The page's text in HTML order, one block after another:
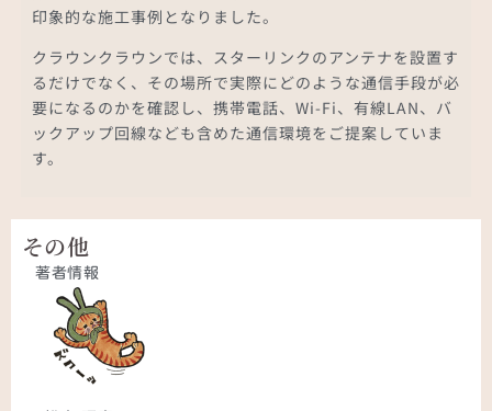
印象的な施工事例となりました。
クラウンクラウンでは、スターリンクのアンテナを設置す
るだけでなく、その場所で実際にどのような通信手段が必
要になるのかを確認し、携帯電話、Wi-Fi、有線LAN、バ
ックアップ回線なども含めた通信環境をご提案していま
す。
その他
著者情報